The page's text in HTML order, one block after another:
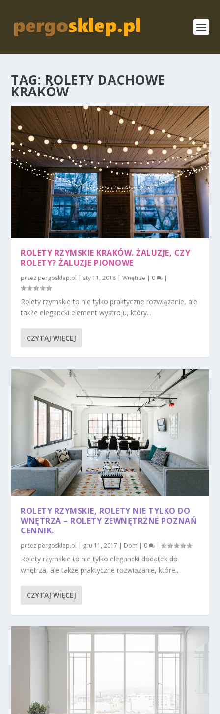
TAG: ROLETY DACHOWE
KRAKÓW
ROLETY RZYMSKIE KRAKÓW. ŻALUZJE, CZY
ROLETY? ŻALUZJE PIONOWE
przez pergosklep.pl | sty 11, 2018 |Wnętrze | 0 |
Rolety rzymskie to nie tylko praktyczne rozwiązanie, ale
także elegancki element wystroju, który...
CZYTAJ WIĘCEJ
ROLETY RZYMSKIE, ROLETY NIE TYLKO DO
WNĘTRZA – ROLETY ZEWNĘTRZNE POZNAŃ
CENNIK.
przez pergosklep.pl | gru 11, 2017 | Dom | 0 |
Rolety rzymskie to nie tylko elegancki dodatek do
wnętrza, ale także praktyczne rozwiązanie, które...
CZYTAJ WIĘCEJ